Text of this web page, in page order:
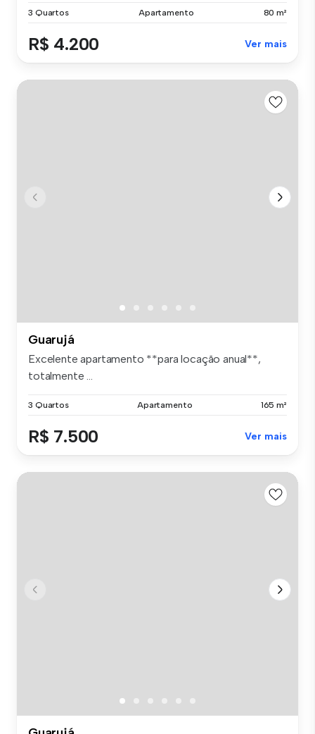
3 Quartos Apartamento 80 m²
R$ 4.200 Ver mais
Guarujá
Excelente apartamento **para locação anual**,
totalmente ...
3 Quartos Apartamento 165 m²
R$ 7.500 Ver mais